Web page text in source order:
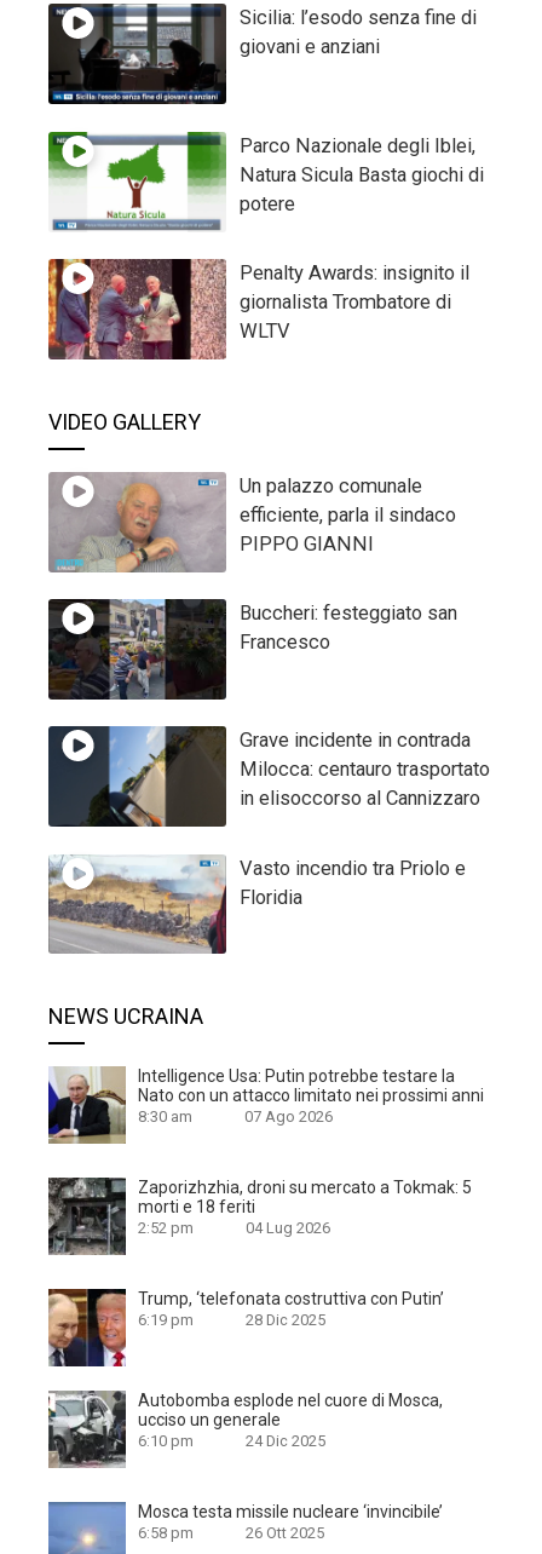
Sicilia: l’esodo senza fine di
giovani e anziani
Parco Nazionale degli Iblei,
Natura Sicula Basta giochi di
potere
Penalty Awards: insignito il
giornalista Trombatore di
WLTV
VIDEO GALLERY
Un palazzo comunale
efficiente, parla il sindaco
PIPPO GIANNI
Buccheri: festeggiato san
Francesco
Grave incidente in contrada
Milocca: centauro trasportato
in elisoccorso al Cannizzaro
Vasto incendio tra Priolo e
Floridia
NEWS UCRAINA
Intelligence Usa: Putin potrebbe testare la
Nato con un attacco limitato nei prossimi anni
8:30 am 07 Ago 2026
Zaporizhzhia, droni su mercato a Tokmak: 5
morti e 18 feriti
2:52 pm 04 Lug 2026
Trump, ‘telefonata costruttiva con Putin’
6:19 pm 28 Dic 2025
Autobomba esplode nel cuore di Mosca,
ucciso un generale
6:10 pm 24 Dic 2025
Mosca testa missile nucleare ‘invincibile’
6:58 pm 26 Ott 2025